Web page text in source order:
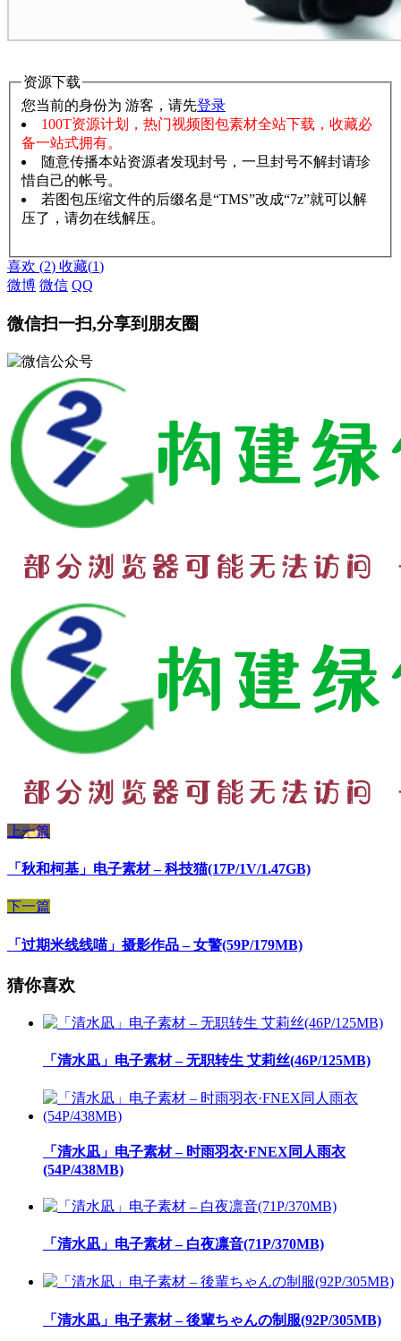
资源下载
您当前的身份为 游客，请先登录
100T资源计划，热门视频图包素材全站下载，收藏必
备一站式拥有。
随意传播本站资源者发现封号，一旦封号不解封请珍
惜自己的帐号。
若图包压缩文件的后缀名是“TMS”改成“7z”就可以解
压了，请勿在线解压。
喜欢 (2) 收藏(1)
微博 微信 QQ
微信扫一扫,分享到朋友圈
上一篇
「秋和柯基」电子素材 – 科技猫(17P/1V/1.47GB)
下一篇
「过期米线线喵」摄影作品 – 女警(59P/179MB)
猜你喜欢
「清水凪」电子素材 – 无职转生 艾莉丝(46P/125MB)
「清水凪」电子素材 – 时雨羽衣·FNEX同人雨衣
(54P/438MB)
「清水凪」电子素材 – 白夜凛音(71P/370MB)
「清水凪」电子素材 – 後輩ちゃんの制服(92P/305MB)